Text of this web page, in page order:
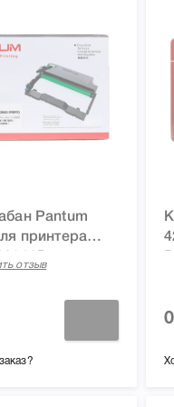
Pantum
принтера
M6700D,
M6800FDW,
M7100DW,
M7200FDW
отзыв
0